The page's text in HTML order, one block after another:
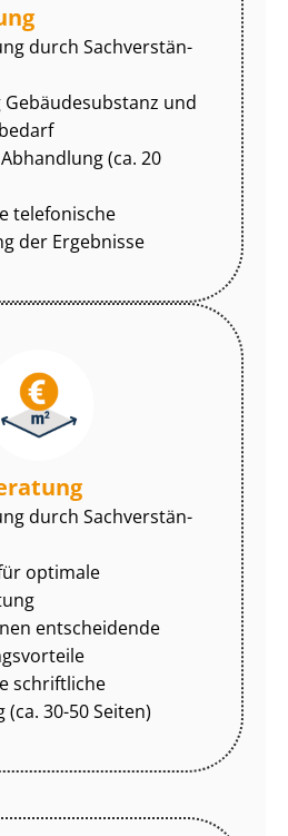
durch Sach­ver­stän­
und
(ca. 20
telefonische
der Ergebnisse
durch Sach­ver­stän­
optimale
entscheidende
schriftliche
30-50 Seiten)